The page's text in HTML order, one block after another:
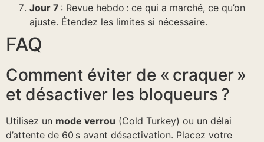
Jour 7 : Revue hebdo : ce qui a marché, ce qu’on
ajuste. Étendez les limites si nécessaire.
FAQ
Comment éviter de « craquer »
et désactiver les bloqueurs ?
Utilisez un mode verrou (Cold Turkey) ou un délai
d’attente de 60 s avant désactivation. Placez votre